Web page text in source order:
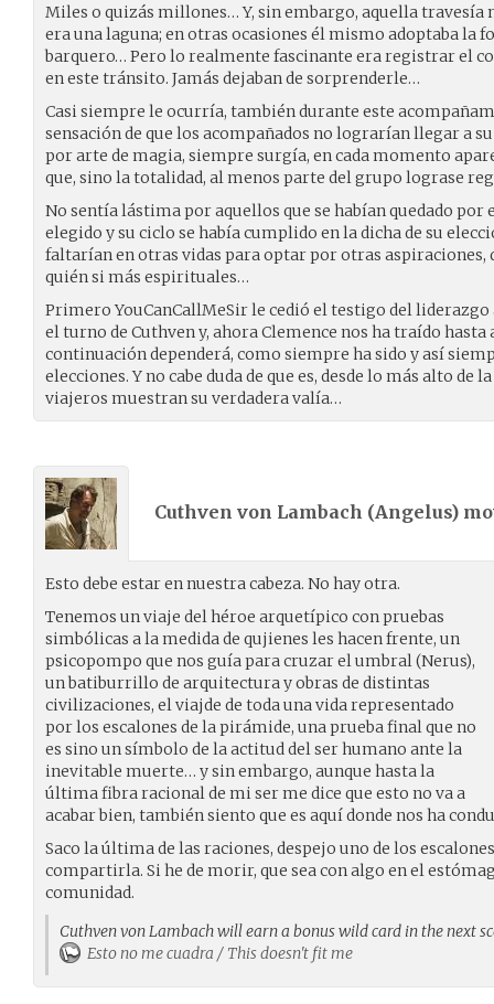
Miles o quizás millones… Y, sin embargo, aquella travesía
era una laguna; en otras ocasiones él mismo adoptaba la
barquero… Pero lo realmente fascinante era registrar el
en este tránsito. Jamás dejaban de sorprenderle…
Casi siempre le ocurría, también durante este
sensación de que los acompañados no lograrían llegar a
por arte de magia, siempre surgía, en cada momento
que, sino la totalidad, al menos parte del grupo lograse
No sentía lástima por aquellos que se habían quedado
elegido y su ciclo se había cumplido en la dicha de su
faltarían en otras vidas para optar por otras aspiraciones,
quién si más espirituales…
Primero YouCanCallMeSir le cedió el testigo del liderazgo
el turno de Cuthven y, ahora Clemence nos ha traído hasta
continuación dependerá, como siempre ha sido y así
elecciones. Y no cabe duda de que es, desde lo más alto de
viajeros muestran su verdadera valía…
Cuthven von Lambach (Angelus)
Esto debe estar en nuestra cabeza. No hay otra.
Tenemos un viaje del héroe arquetípico con pruebas
simbólicas a la medida de qujienes les hacen frente, un
psicopompo que nos guía para cruzar el umbral (Nerus),
un batiburrillo de arquitectura y obras de distintas
civilizaciones, el viajde de toda una vida representado
por los escalones de la pirámide, una prueba final que no
es sino un símbolo de la actitud del ser humano ante la
inevitable muerte… y sin embargo, aunque hasta la
última fibra racional de mi ser me dice que esto no va a
acabar bien, también siento que es aquí donde nos ha
Saco la última de las raciones, despejo uno de los
compartirla. Si he de morir, que sea con algo en el
comunidad.
Cuthven von Lambach will earn a bonus wild card in the next
Esto no me cuadra / This doesn't fit me